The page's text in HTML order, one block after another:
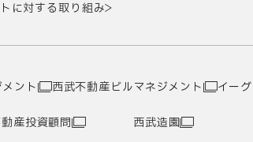
に対する取り組み
ント 西武不動産ビルマネジメント イー
産投資顧問 西武造園